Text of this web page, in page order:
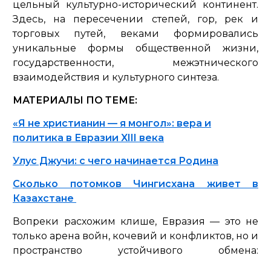
цельный культурно-исторический континент.
Здесь, на пересечении степей, гор, рек и
торговых путей, веками формировались
уникальные формы общественной жизни,
государственности, межэтнического
взаимодействия и культурного синтеза.
МАТЕРИАЛЫ ПО ТЕМЕ:
«Я не христианин — я монгол»: вера и
политика в Евразии XIII века
Улус Джучи: с чего начинается Родина
Сколько потомков Чингисхана живет в
Казахстане
Вопреки расхожим клише, Евразия — это не
только арена войн, кочевий и конфликтов, но и
пространство устойчивого обмена: